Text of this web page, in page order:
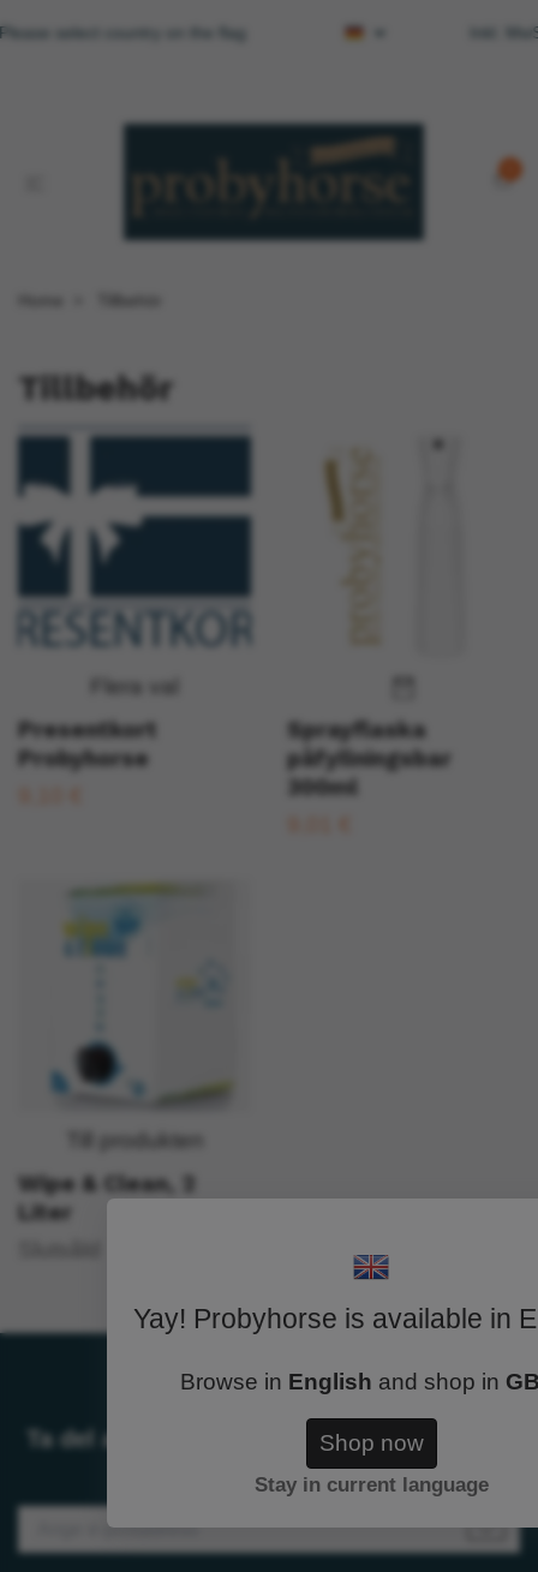
select country on the flag Inkl.
Tillbehör
Flera val
Presentkort
Probyhorse
Sprayflaska
påfyllningsbar
300ml
Till produkten
Wipe & Clean, 2
Liter
Ta del av rabatter och erbjudanden. Anmäl
dig till vår nyhetsbrev
Yay! Probyhorse is available in
Browse in English and shop in
Shop now
Stay in current language